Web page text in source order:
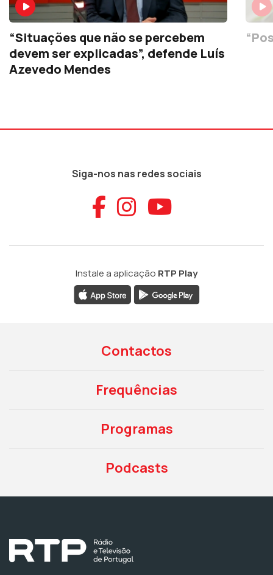
“Situações que não se percebem
devem ser explicadas”, defende Luís
Azevedo Mendes
Siga-nos nas redes sociais
Aceder ao
Aceder ao
Aceder
Instale a aplicação RTP Play
Contactos
Frequências
Programas
Podcasts